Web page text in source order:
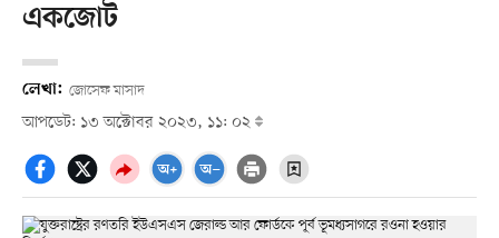
একজোট
লেখা: জোসেফ মাসাদ
আপডেট: ১৩ অক্টোবর ২০২৩, ১১: ০২